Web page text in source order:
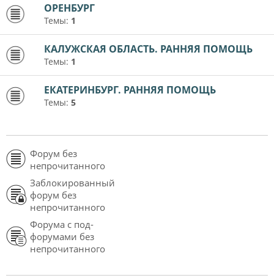
ОРЕНБУРГ
Темы: 1
КАЛУЖСКАЯ ОБЛАСТЬ. РАННЯЯ ПОМОЩЬ
Темы: 1
ЕКАТЕРИНБУРГ. РАННЯЯ ПОМОЩЬ
Темы: 5
Форум без
непрочитанного
Заблокированный
форум без
непрочитанного
Форума с под-
форумами без
непрочитанного